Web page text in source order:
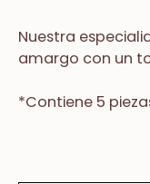
Nuestra
amargo con un
*Contiene 5